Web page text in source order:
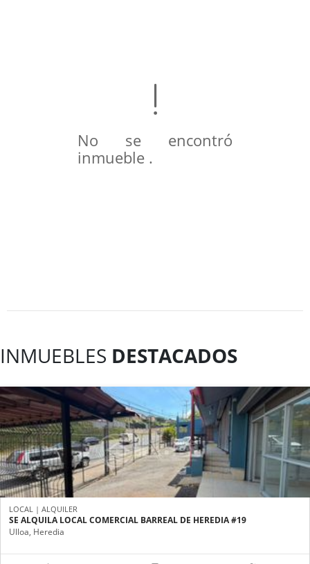
No se encontró
inmueble .
INMUEBLES DESTACADOS
LOCAL | ALQUILER
SE ALQUILA LOCAL COMERCIAL BARREAL DE HEREDIA #19
Ulloa, Heredia